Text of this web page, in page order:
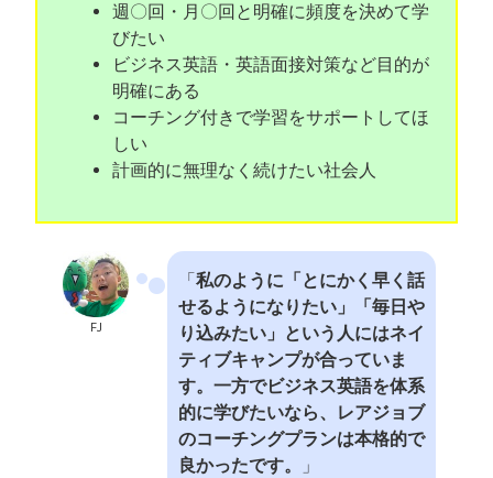
週〇回・月〇回と明確に頻度を決めて学
びたい
ビジネス英語・英語面接対策など目的が
明確にある
コーチング付きで学習をサポートしてほ
しい
計画的に無理なく続けたい社会人
FJ
「 私のように「とにかく早く話
せるようになりたい」「毎日や
り込みたい」という人にはネイ
ティブキャンプが合っていま
す。一方でビジネス英語を体系
的に学びたいなら、レアジョブ
のコーチングプランは本格的で
良かったです。
」